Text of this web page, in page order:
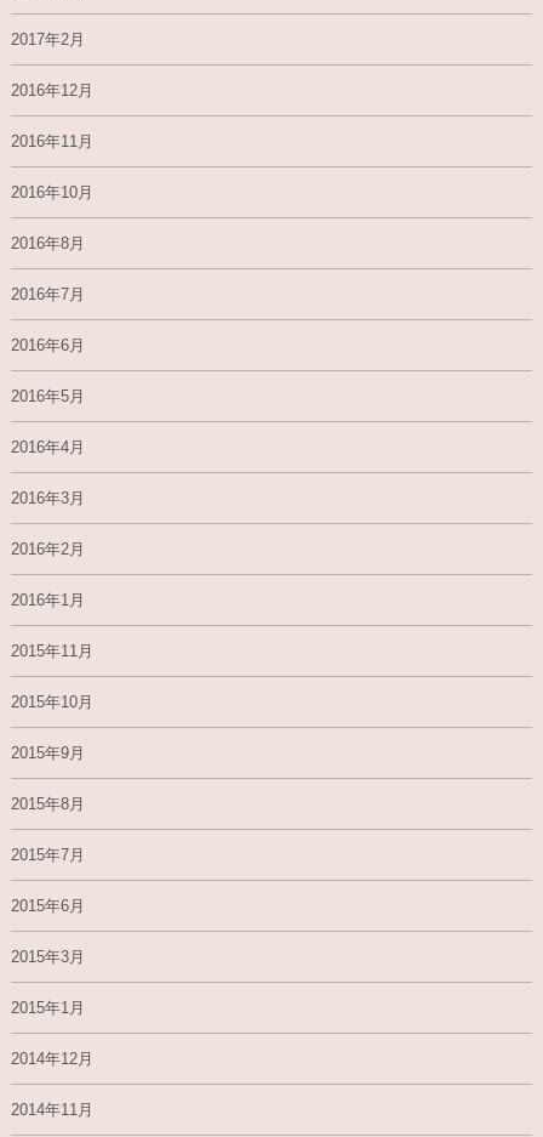
2017年2月
2016年12月
2016年11月
2016年10月
2016年8月
2016年7月
2016年6月
2016年5月
2016年4月
2016年3月
2016年2月
2016年1月
2015年11月
2015年10月
2015年9月
2015年8月
2015年7月
2015年6月
2015年3月
2015年1月
2014年12月
2014年11月